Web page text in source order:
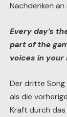
Nachdenken an
Every day’s
part of the
voices in your
Der dritte Song
als die
Kraft durch das